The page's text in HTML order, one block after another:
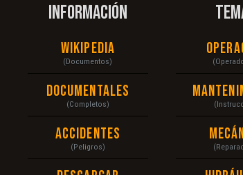
INFORMACIÓN
Wikipedia
(Documentos)
Documentales
(Completos)
Accidentes
(Peligros)